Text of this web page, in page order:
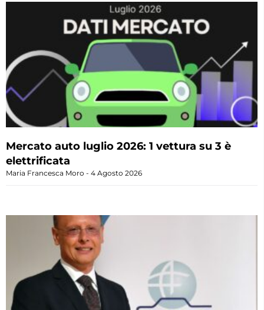
Mercato auto luglio 2026: 1 vettura su 3 è
elettrificata
Maria Francesca Moro 4 Agosto 2026